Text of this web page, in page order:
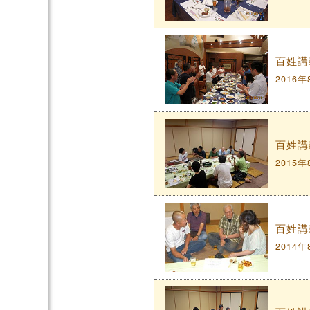
百姓
2016年
百姓
2015年
百姓
2014年